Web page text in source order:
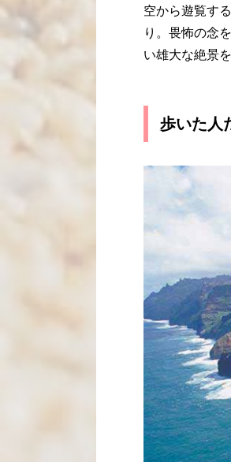
空から遊覧す
り。畏怖の念
い雄大な絶景
歩いた人